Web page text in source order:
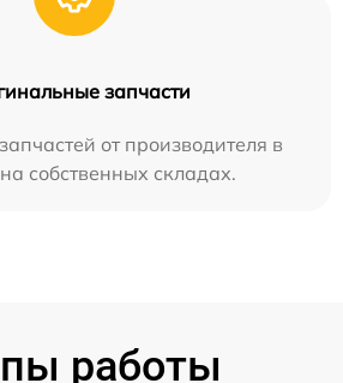
запчасти
от производителя в
собственных складах.
работы